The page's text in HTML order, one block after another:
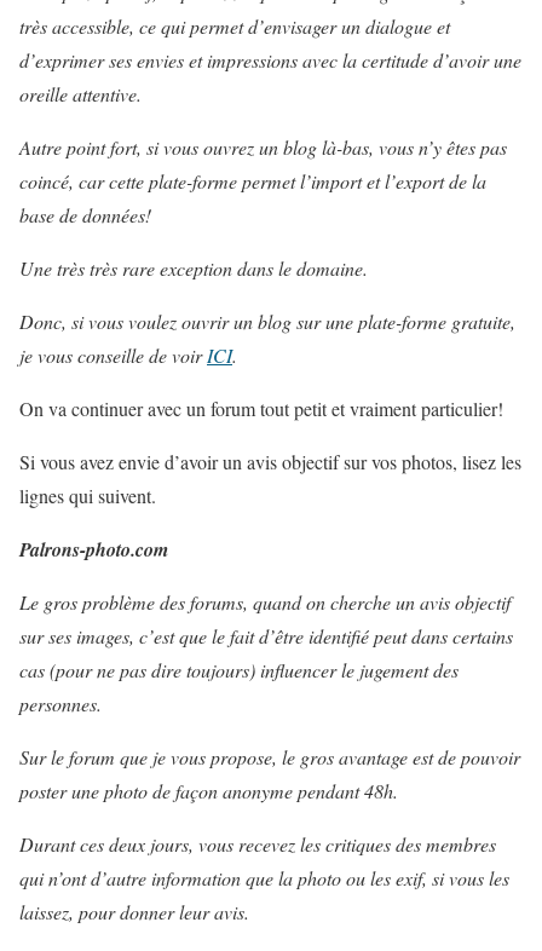
très accessible, ce qui permet d’envisager un dialogue et
d’exprimer ses envies et impressions avec la certitude d’avoir une
oreille attentive.
Autre point fort, si vous ouvrez un blog là-bas, vous n’y êtes pas
coincé, car cette plate-forme permet l’import et l’export de la
base de données!
Une très très rare exception dans le domaine.
Donc, si vous voulez ouvrir un blog sur une plate-forme gratuite,
je vous conseille de voirICI.
On va continuer avec un forum tout petit et vraiment particulier!
Si vous avez envie d’avoir un avis objectif sur vos photos, lisez les
lignes qui suivent.
Palrons-photo.com
Le gros problème des forums, quand on cherche un avis objectif
sur ses images, c’est que le fait d’être identifié peut dans certains
cas (pour ne pas dire toujours) influencer le jugement des
personnes.
Sur le forum que je vous propose, le gros avantage est de pouvoir
poster une photo de façon anonyme pendant 48h.
Durant ces deux jours, vous recevez les critiques des membres
qui n’ont d’autre information que la photo ou les exif, si vous les
laissez, pour donner leur avis.